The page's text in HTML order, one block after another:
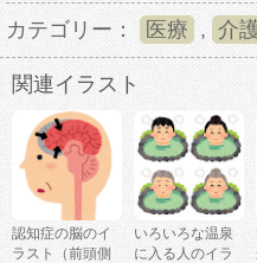
カテゴリー： 医療 , 介
関連イラスト
認知症の脳のイ
ラスト（前頭側
いろいろな温泉
に入る人のイラ